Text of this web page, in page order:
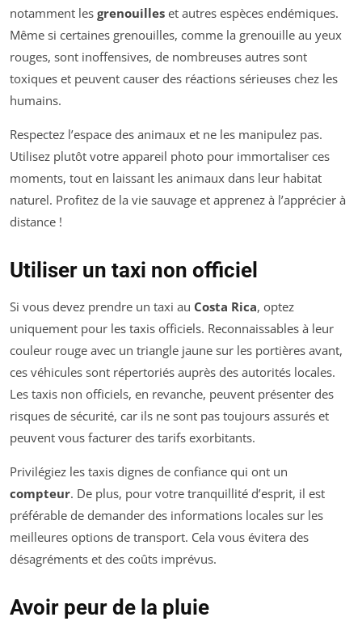
notamment les grenouilles et autres espèces endémiques.
Même si certaines grenouilles, comme la grenouille au yeux
rouges, sont inoffensives, de nombreuses autres sont
toxiques et peuvent causer des réactions sérieuses chez les
humains.
Respectez l’espace des animaux et ne les manipulez pas.
Utilisez plutôt votre appareil photo pour immortaliser ces
moments, tout en laissant les animaux dans leur habitat
naturel. Profitez de la vie sauvage et apprenez à l’apprécier à
distance !
Utiliser un taxi non officiel
Si vous devez prendre un taxi au Costa Rica, optez
uniquement pour les taxis officiels. Reconnaissables à leur
couleur rouge avec un triangle jaune sur les portières avant,
ces véhicules sont répertoriés auprès des autorités locales.
Les taxis non officiels, en revanche, peuvent présenter des
risques de sécurité, car ils ne sont pas toujours assurés et
peuvent vous facturer des tarifs exorbitants.
Privilégiez les taxis dignes de confiance qui ont un
compteur. De plus, pour votre tranquillité d’esprit, il est
préférable de demander des informations locales sur les
meilleures options de transport. Cela vous évitera des
désagréments et des coûts imprévus.
Avoir peur de la pluie